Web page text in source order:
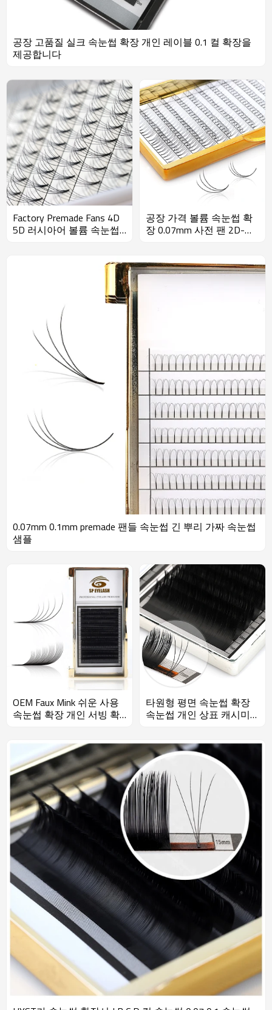
공장 고품질 실크 속눈썹 확장 개인 레이블 0.1 컬 확장을
제공합니다
Factory Premade Fans 4D
5D 러시아어 볼륨 속눈썹
공장 가격 볼륨 속눈썹 확
장 0.07mm 사전 팬 2D-
0.07mm 0.1mm premade 팬들 속눈썹 긴 뿌리 가짜 속눈썹
샘플
OEM Faux Mink 쉬운 사용
속눈썹 확장 개인 서빙 확
타원형 평면 속눈썹 확장
속눈썹 개인 상표 캐시미